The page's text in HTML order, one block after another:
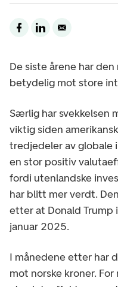
De siste årene har
betydelig mot store
Særlig har svekkelsen
viktig siden
tredjedeler av globale
en stor positiv
fordi utenlandske
har blitt mer verdt.
etter at Donald Trump
januar 2025.
I månedene etter har
mot norske kroner.